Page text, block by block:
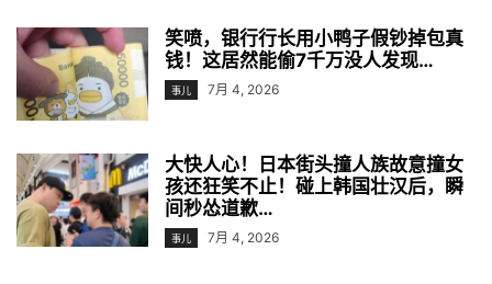
笑喷，银行行长用小鸭子假钞掉包真
钱！这居然能偷7千万没人发现…
事儿 7月 4, 2026
大快人心！日本街头撞人族故意撞女
孩还狂笑不止！碰上韩国壮汉后，瞬
间秒怂道歉…
事儿 7月 4, 2026